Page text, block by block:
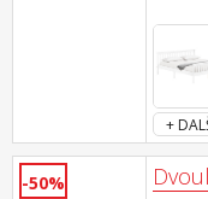
+
-50%